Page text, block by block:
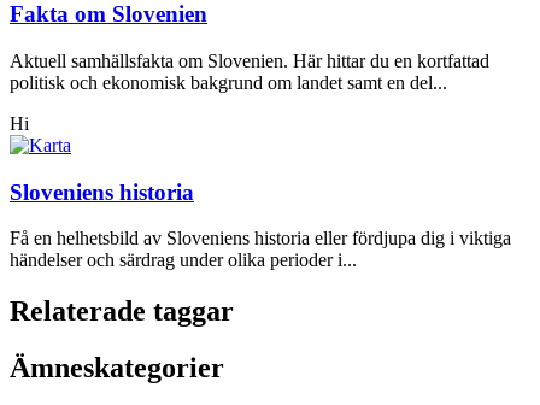
Fakta om Slovenien
Aktuell samhällsfakta om Slovenien. Här hittar du en kortfattad
politisk och ekonomisk bakgrund om landet samt en del...
Hi
Sloveniens historia
Få en helhetsbild av Sloveniens historia eller fördjupa dig i viktiga
händelser och särdrag under olika perioder i...
Relaterade taggar
Ämneskategorier